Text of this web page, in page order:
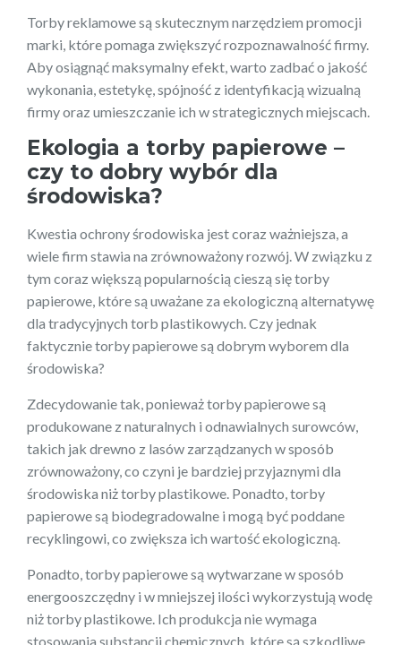
Torby reklamowe są skutecznym narzędziem promocji
marki, które pomaga zwiększyć rozpoznawalność firmy.
Aby osiągnąć maksymalny efekt, warto zadbać o jakość
wykonania, estetykę, spójność z identyfikacją wizualną
firmy oraz umieszczanie ich w strategicznych miejscach.
Ekologia a torby papierowe –
czy to dobry wybór dla
środowiska?
Kwestia ochrony środowiska jest coraz ważniejsza, a
wiele firm stawia na zrównoważony rozwój. W związku z
tym coraz większą popularnością cieszą się torby
papierowe, które są uważane za ekologiczną alternatywę
dla tradycyjnych torb plastikowych. Czy jednak
faktycznie torby papierowe są dobrym wyborem dla
środowiska?
Zdecydowanie tak, ponieważ torby papierowe są
produkowane z naturalnych i odnawialnych surowców,
takich jak drewno z lasów zarządzanych w sposób
zrównoważony, co czyni je bardziej przyjaznymi dla
środowiska niż torby plastikowe. Ponadto, torby
papierowe są biodegradowalne i mogą być poddane
recyklingowi, co zwiększa ich wartość ekologiczną.
Ponadto, torby papierowe są wytwarzane w sposób
energooszczędny i w mniejszej ilości wykorzystują wodę
niż torby plastikowe. Ich produkcja nie wymaga
stosowania substancji chemicznych, które są szkodliwe